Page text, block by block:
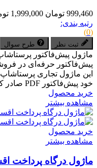
999,460 تومان
1,999,000 تومان
رتبه بندی:
(0)
ثبت نظر طرح سوال
ماژول پیش‌فاکتور
این ماژول تجاری
خود پیش‌فاکتور PDF صادر کنید، آن را...
خرید محصول
مشاهده بیشتر
خرید محصول
مشاهده بیشتر
ماژول درگاه پرداخت